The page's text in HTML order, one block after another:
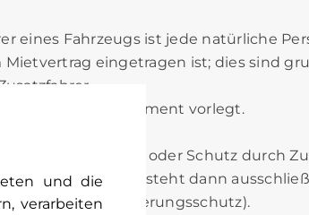
und die
verarbeiten
eines Fahrzeugs ist jede natürliche
eingetragen ist; dies sind
Ausweisdokument vorlegt.
oder Schutz durch
besteht dann
Versicherungsschutz).